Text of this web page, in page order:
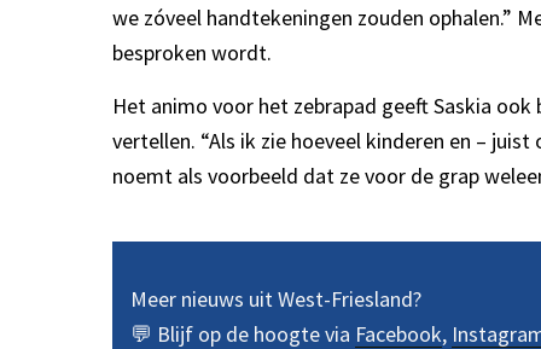
we zóveel handtekeningen zouden ophalen.”
besproken wordt.
Het animo voor het zebrapad geeft Saskia
vertellen. “Als ik zie hoeveel kinderen en –
noemt als voorbeeld dat ze voor de grap
Meer nieuws uit West-Friesland?
💬 Blijf op de hoogte via Facebook,